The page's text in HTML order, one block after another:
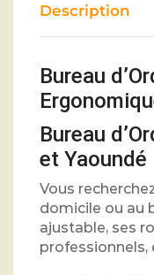
Description
Bureau
Bureau
et Yaoundé
Vous
domicile ou au
ajustable, ses
professionnels,